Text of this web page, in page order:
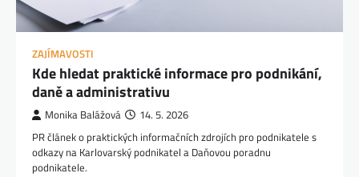
ZAJÍMAVOSTI
Kde hledat praktické informace pro podnikání,
daně a administrativu
Monika Balážová 14. 5. 2026
PR článek o praktických informačních zdrojích pro podnikatele s
odkazy na Karlovarský podnikatel a Daňovou poradnu
podnikatele.